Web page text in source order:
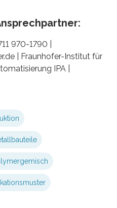
970-1790 |
| Fraunhofer-Institut für
IPA |